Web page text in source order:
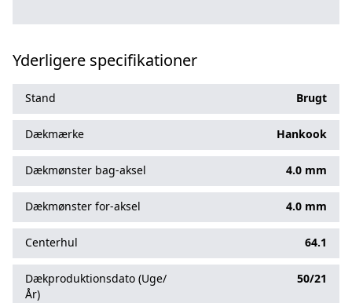
Yderligere specifikationer
Stand Brugt
Dækmærke Hankook
Dækmønster bag-aksel 4.0 mm
Dækmønster for-aksel 4.0 mm
Centerhul 64.1
Dækproduktionsdato (Uge/
År)
50/21